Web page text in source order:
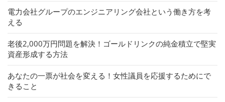
電力会社グループのエンジニアリング会社という働き方を考
える
老後2,000万円問題を解決！ゴールドリンクの純金積立で堅実
資産形成する方法
あなたの一票が社会を変える！女性議員を応援するためにで
きること